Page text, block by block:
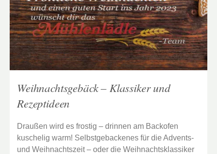
Weihnachtsgebäck – Klassiker und
Rezeptideen
Draußen wird es frostig – drinnen am Backofen
kuschelig warm! Selbstgebackenes für die Advents-
und Weihnachtszeit – oder die Weihnachtsklassiker